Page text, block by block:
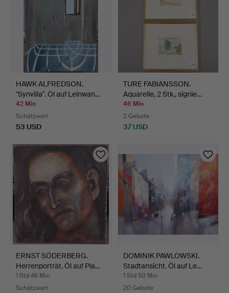
HAWK ALFREDSON.
"Synvilla". Öl auf Leinwan…
42 Min
Schätzwert
53 USD
TURE FABIANSSON.
Aquarelle, 2 Stk., signie…
46 Min
2 Gebote
37 USD
ERNST SÖDERBERG.
Herrenporträt. Öl auf Pla…
1 Std 46 Min
Schätzwert
DOMINIK PAWLOWSKI.
Stadtansicht. Öl auf Le…
1 Std 50 Min
20 Gebote